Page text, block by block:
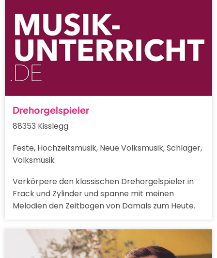
Drehorgelspieler
88353 Kisslegg
Feste, Hochzeitsmusik, Neue Volksmusik, Schlager,
Volksmusik
Verkörpere den klassischen Drehorgelspieler in
Frack und Zylinder und spanne mit meinen
Melodien den Zeitbogen von Damals zum Heute.